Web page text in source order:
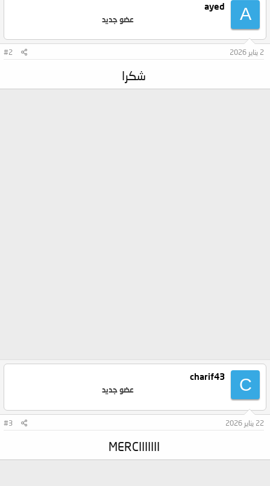
A
ayed
عضو جديد
2 يناير 2026 #2
شكرا
C
charif43
عضو جديد
22 يناير 2026 #3
MERCIIIIIII